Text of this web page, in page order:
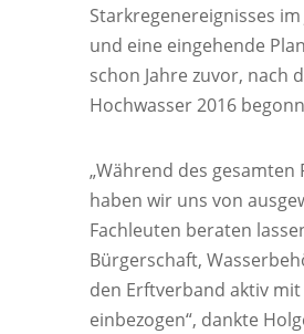
Starkregenereignisses im
und eine eingehende
schon Jahre zuvor, nach
Hochwasser 2016
„Während des gesamten
haben wir uns von
Fachleuten beraten
Bürgerschaft,
den Erftverband aktiv mit
einbezogen“, dankte